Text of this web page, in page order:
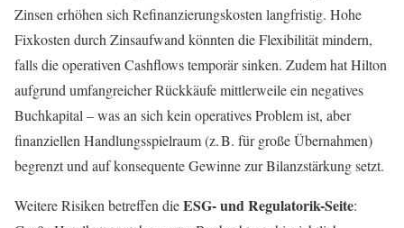
Zinsen erhöhen sich Refinanzierungskosten langfristig. Hohe
Fixkosten durch Zinsaufwand könnten die Flexibilität mindern,
falls die operativen Cashflows temporär sinken. Zudem hat Hilton
aufgrund umfangreicher Rückkäufe mittlerweile ein negatives
Buchkapital – was an sich kein operatives Problem ist, aber
finanziellen Handlungsspielraum (z. B. für große Übernahmen)
begrenzt und auf konsequente Gewinne zur Bilanzstärkung setzt.
Weitere Risiken betreffen dieESG- und Regulatorik-Seite: